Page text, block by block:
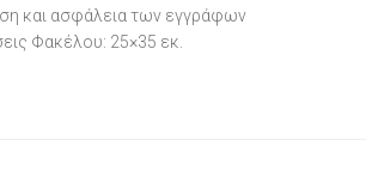
και ασφάλεια των εγγράφων
Φακέλου: 25×35 εκ.